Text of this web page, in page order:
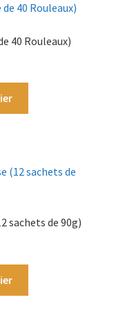
40 Rouleaux)
sachets de 90g)